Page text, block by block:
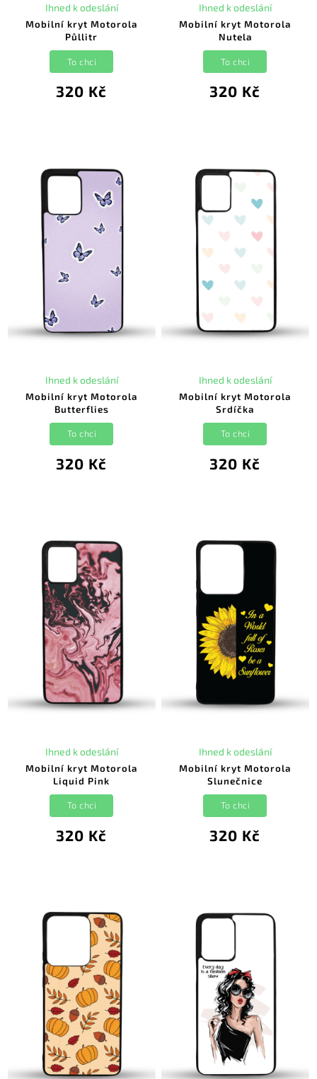
Mobilní kryt Motorola
Půllitr
Ihned k odeslání
320 Kč
To chci
Mobilní kryt Motorola
Nutela
Ihned k odeslání
320 Kč
To chci
Mobilní kryt Motorola
Butterflies
Ihned k odeslání
320 Kč
To chci
Mobilní kryt Motorola
Srdíčka
Ihned k odeslání
320 Kč
To chci
Mobilní kryt Motorola
Liquid Pink
Ihned k odeslání
320 Kč
To chci
Mobilní kryt Motorola
Slunečnice
Ihned k odeslání
320 Kč
To chci